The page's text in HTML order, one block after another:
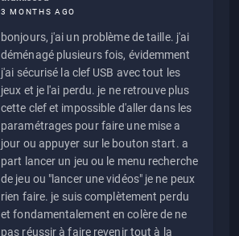
3 MONTHS AGO
bonjours, j'ai un problème de taille. j'ai
déménagé plusieurs fois, évidemment
j'ai sécurisé la clef USB avec tout les
jeux et je l'ai perdu. je ne retrouve plus
cette clef et impossible d'aller dans les
paramétrages pour faire une mise a
jour ou appuyer sur le bouton start. a
part lancer un jeu ou le menu recherche
de jeu ou "lancer une vidéos" je ne peux
rien faire. je suis complètement perdu
et fondamentalement en colère de ne
pas réussir à faire revenir tout à la